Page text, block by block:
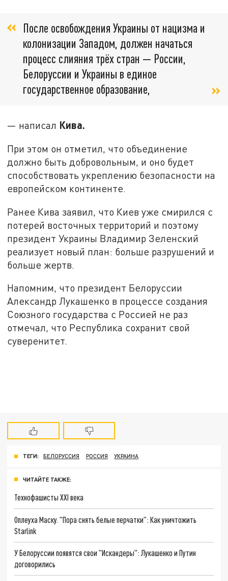
После освобождения Украины от нацизма и
колонизации Западом, должен начаться
процесс слияния трёх стран — России,
Белоруссии и Украины в единое
государственное образование,
— написал Кива.
При этом он отметил, что объединение
должно быть добровольным, и оно будет
способствовать укреплению безопасности на
европейском континенте.
Ранее Кива заявил, что Киев уже смирился с
потерей восточных территорий и поэтому
президент Украины Владимир Зеленский
реализует новый план: больше разрушений и
больше жертв.
Напомним, что президент Белоруссии
Александр Лукашенко в процессе создания
Союзного государства с Россией не раз
отмечал, что Республика сохранит свой
суверенитет.
ТЕГИ: БЕЛОРУССИЯ РОССИЯ УКРАИНА
ЧИТАЙТЕ ТАКЖЕ:
Технофашисты XXI века
Оплеуха Маску. "Пора снять белые перчатки": Как уничтожить
Starlink
У Белоруссии появятся свои "Искандеры": Лукашенко и Путин
договорились